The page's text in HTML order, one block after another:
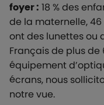
foyer : 18 % des
de la maternelle, 46
ont des lunettes ou
Français de plus de
équipement
écrans, nous
notre vue.